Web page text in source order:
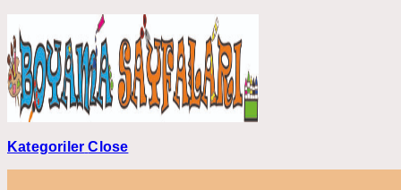
to
content
Kategoriler Close